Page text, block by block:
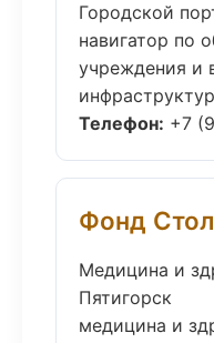
Городской
навигатор по
учреждения и
Телефон: +7
Фонд
Медицина и
Пятигорск
медицина и